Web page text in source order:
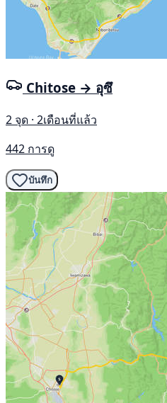
Chitose → อุซึ
2 จุด · 2เดือนที่แล้ว
442 การดู
บันทึก